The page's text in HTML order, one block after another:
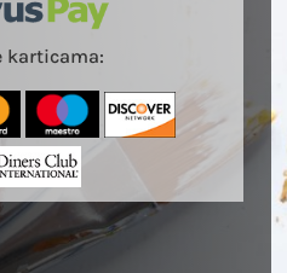
karticama: